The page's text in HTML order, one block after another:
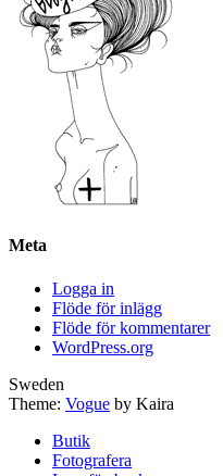
Meta
Logga in
Flöde för inlägg
Flöde för kommentarer
WordPress.org
Sweden
Theme: Vogue by Kaira
Butik
Fotografera